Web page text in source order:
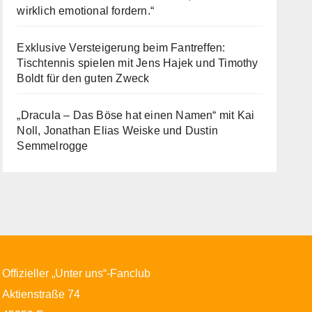
wirklich emotional fordern.“
Exklusive Versteigerung beim Fantreffen:
Tischtennis spielen mit Jens Hajek und Timothy
Boldt für den guten Zweck
„Dracula – Das Böse hat einen Namen“ mit Kai
Noll, Jonathan Elias Weiske und Dustin
Semmelrogge
Offizieller „Unter uns“-Fanclub
Aktienstraße 74